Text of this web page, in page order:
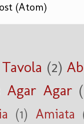
(Atom)
(2)
Agar Agar
(1) Amiata